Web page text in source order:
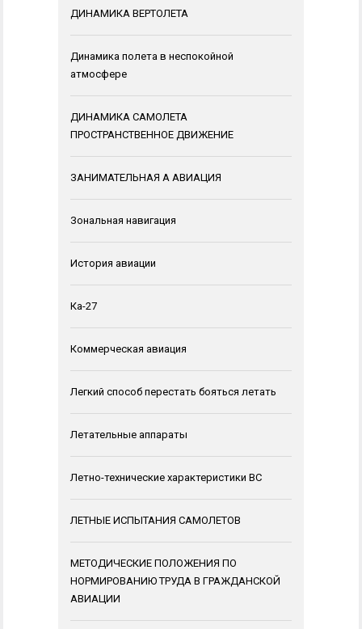
ДИНАМИКА ВЕРТОЛЕТА
Динамика полета в неспокойной
атмосфере
ДИНАМИКА САМОЛЕТА
ПРОСТРАНСТВЕННОЕ ДВИЖЕНИЕ
ЗАНИМАТЕЛЬНАЯ А АВИАЦИЯ
Зональная навигация
История авиации
Ка-27
Коммерческая авиация
Легкий способ перестать бояться летать
Летательные аппараты
Летно-технические характеристики ВС
ЛЕТНЫЕ ИСПЫТАНИЯ САМОЛЕТОВ
МЕТОДИЧЕСКИЕ ПОЛОЖЕНИЯ ПО
НОРМИРОВАНИЮ ТРУДА В ГРАЖДАНСКОЙ
АВИАЦИИ